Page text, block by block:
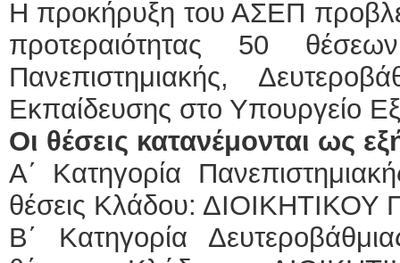
Η προκήρυξη του ΑΣΕΠ
προτεραιότητας 50
Πανεπιστημιακής,
Εκπαίδευσης στο Υπουργείο
Οι θέσεις κατανέμονται ως
Α΄ Κατηγορία
θέσεις Κλάδου:
Β΄ Κατηγορία